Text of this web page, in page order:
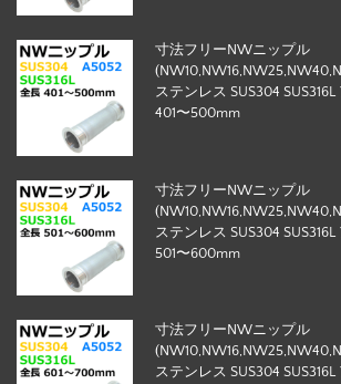
寸法フリーNWニップル
ステンレス SUS304
401〜500mm
寸法フリーNWニップル
ステンレス SUS304
501〜600mm
寸法フリーNWニップル
ステンレス SUS304